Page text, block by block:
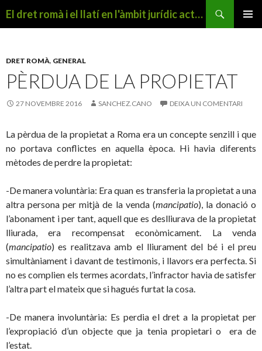
El dret romà i el llatí en l'àmbit jurídic actual
DRET ROMÀ, GENERAL
PÈRDUA DE LA PROPIETAT
27 NOVEMBRE 2016 SANCHEZ.CANO DEIXA UN COMENTARI
La pèrdua de la propietat a Roma era un concepte senzill i que
no portava conflictes en aquella època. Hi havia diferents
mètodes de perdre la propietat:
-De manera voluntària: Era quan es transferia la propietat a una
altra persona per mitjà de la venda (mancipatio), la donació o
l’abonament i per tant, aquell que es deslliurava de la propietat
lliurada, era recompensat econòmicament. La venda
(mancipatio) es realitzava amb el lliurament del bé i el preu
simultàniament i davant de testimonis, i llavors era perfecta. Si
no es complien els termes acordats, l’infractor havia de satisfer
l’altra part el mateix que si hagués furtat la cosa.
-De manera involuntària: Es perdia el dret a la propietat per
l’expropiació d’un objecte que ja tenia propietari o era de
l’estat.